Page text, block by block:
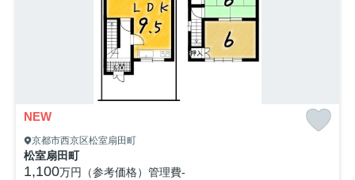
NEW
京都市西京区松室扇田町
松室扇田町
1,100万円（参考価格） 管理費-